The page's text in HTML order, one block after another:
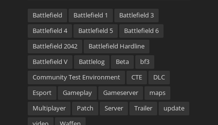
Battlefield Battlefield 1
Battlefield 3
Battlefield 4
Battlefield 5
Battlefield 6
Battlefield 2042
Battlefield Hardline
Battlefield V
Battlelog Beta
bf3
Community Test Environment
CTE
DLC
Esport
Gameplay Gameserver
maps
Multiplayer
Patch Server Trailer
update